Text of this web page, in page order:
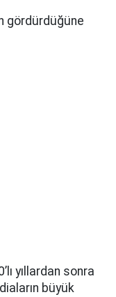
gördürdüğüne
yıllardan sonra
büyük